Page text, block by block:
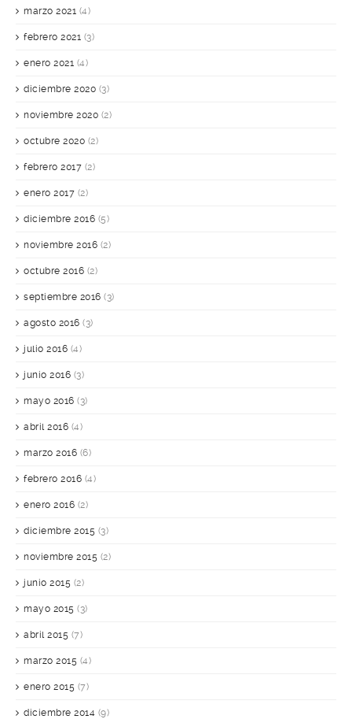
marzo 2021 (4)
febrero 2021 (3)
enero 2021 (4)
diciembre 2020 (3)
noviembre 2020 (2)
octubre 2020 (2)
febrero 2017 (2)
enero 2017 (2)
diciembre 2016 (5)
noviembre 2016 (2)
octubre 2016 (2)
septiembre 2016 (3)
agosto 2016 (3)
julio 2016 (4)
junio 2016 (3)
mayo 2016 (3)
abril 2016 (4)
marzo 2016 (6)
febrero 2016 (4)
enero 2016 (2)
diciembre 2015 (3)
noviembre 2015 (2)
junio 2015 (2)
mayo 2015 (3)
abril 2015 (7)
marzo 2015 (4)
enero 2015 (7)
diciembre 2014 (9)